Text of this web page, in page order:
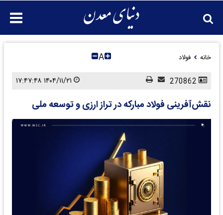
خانه فولاد A
نقش‌آفرینی فولاد مبارکه در تراز ارزی و توسعه ملی